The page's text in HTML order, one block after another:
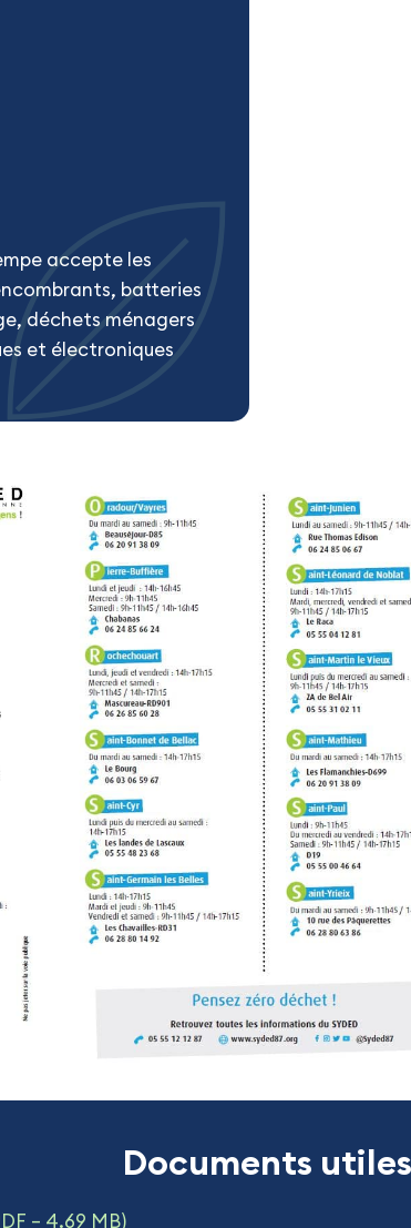
accepte les
batteries
déchets ménagers
et électroniques
Documents utiles
– 4.69 MB)